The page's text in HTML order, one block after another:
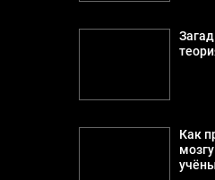
Как